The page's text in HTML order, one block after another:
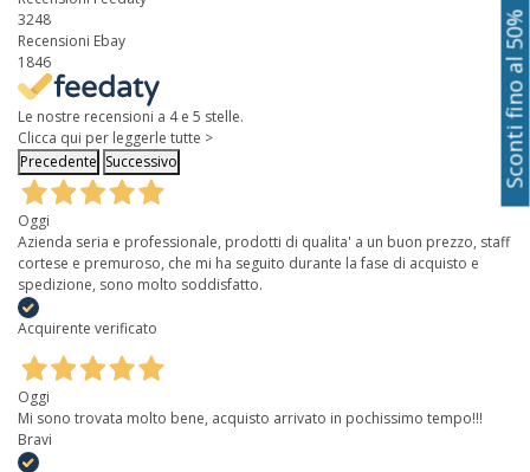
3248
Recensioni Ebay
1846
Le nostre recensioni a 4 e 5 stelle.
Clicca qui per leggerle tutte >
Precedente Successivo
Oggi
Azienda seria e professionale, prodotti di qualita' a un buon prezzo, staff
cortese e premuroso, che mi ha seguito durante la fase di acquisto e
spedizione, sono molto soddisfatto.
Acquirente verificato
Oggi
Mi sono trovata molto bene, acquisto arrivato in pochissimo tempo!!!
Bravi
Sconti fino al 50%